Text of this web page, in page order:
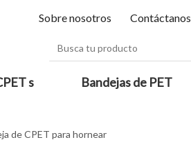
Sobre nosotros Contáctanos
s Bandejas de PET
de CPET para hornear